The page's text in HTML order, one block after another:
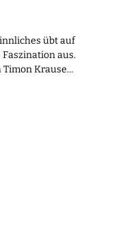
übt auf
aus.
Timon Krause
in Berührung
für die